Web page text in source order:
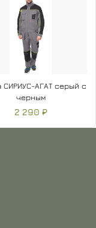
СИРИУС-АГАТ серый с
черным
2 290 ₽